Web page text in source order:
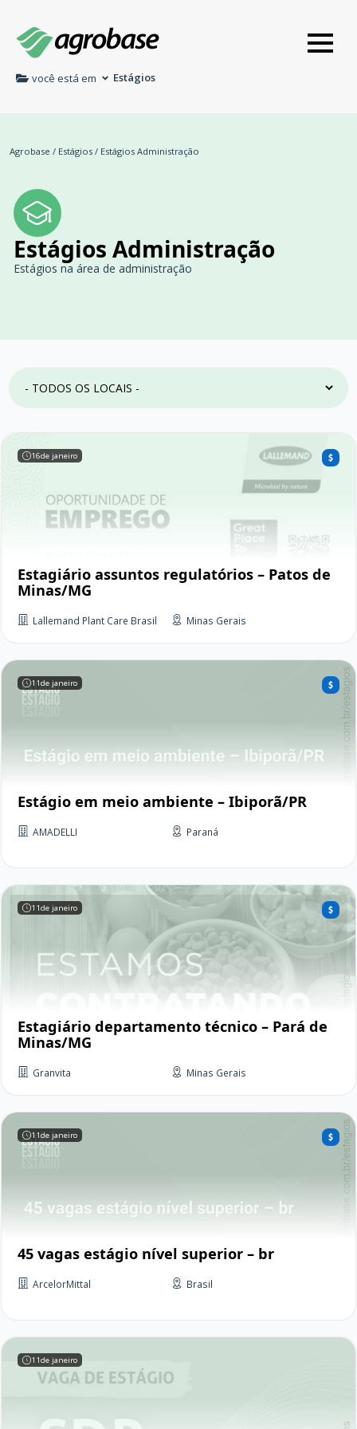
você está em Estágios
Agrobase / Estágios / Estágios Administração
Estágios Administração
Estágios na área de administração
16de janeiro
Estagiário assuntos regulatórios – Patos de
Minas/MG
Lallemand Plant Care Brasil Minas Gerais
11de janeiro
Estágio em meio ambiente – Ibiporã/PR
AMADELLI Paraná
11de janeiro
Estagiário departamento técnico – Pará de
Minas/MG
Granvita Minas Gerais
11de janeiro
45 vagas estágio nível superior – br
ArcelorMittal Brasil
11de janeiro